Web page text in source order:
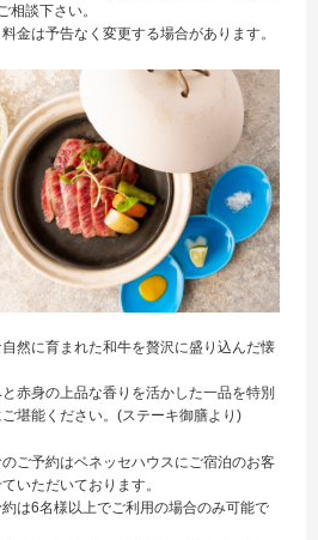
相談下さい。
料金は予告なく変更する場合があります。
然に育まれた和牛を贅沢に盛り込んだ懐
赤身の上品な香りを活かした一品を特別
堪能ください。(ステーキ御膳より)
のご予約はベネッセハウスにご宿泊のお客
いただいております。
約は6名様以上でご利用の場合のみ可能で